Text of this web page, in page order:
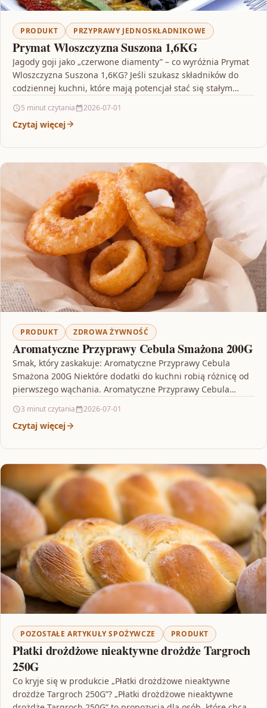
PRODUKT PRZYPRAWY JEDNOSKŁADNIKOWE
Prymat Wloszczyzna Suszona 1,6KG
Jagody goji jako „czerwone diamenty” – co wyróżnia Prymat
Wloszczyzna Suszona 1,6KG? Jeśli szukasz składników do
codziennej kuchni, które mają potencjał stać się stałym…
5 minut czytania 2026-07-01
Czytaj więcej
PRODUKT ZDROWA ŻYWNOŚĆ
Aromatyczne Przyprawy Cebula Smażona 200G
Smak, który zaskakuje: Aromatyczne Przyprawy Cebula
Smażona 200G Niektóre dodatki do kuchni robią różnicę od
pierwszego wąchania. Aromatyczne Przyprawy Cebula
3 minut czytania 2026-07-01
Czytaj więcej
POZOSTAŁE ARTYKUŁY SPOŻYWCZE PRODUKT
Płatki drożdżowe nieaktywne drożdże Targroch
250G
Co kryje się w produkcie „Płatki drożdżowe nieaktywne
drożdże Targroch 250G”? „Płatki drożdżowe nieaktywne